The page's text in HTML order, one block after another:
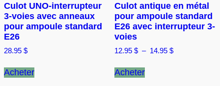
la
page
du
sur
la
page
produit
Culot UNO-interrupteur
3-voies avec anneaux
pour ampoule standard
E26
28.95 $
Acheterproduit
Culot antique en métal
pour ampoule standard
E26 avec interrupteur 3-
voies
12.95 $ – 14.95 $Plage
Acheterproduit